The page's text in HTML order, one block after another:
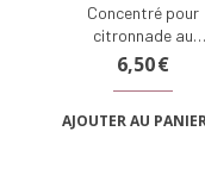
Concentré pour
citronnade au
gingembre (250 ml)
6,50€
AJOUTER AU